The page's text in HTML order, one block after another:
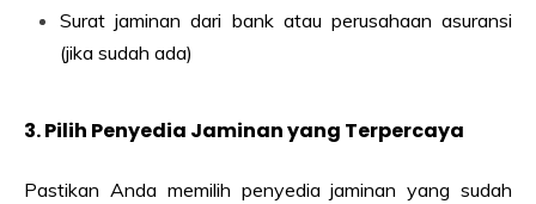
Surat jaminan dari bank atau perusahaan asuransi
(jika sudah ada)
3. Pilih Penyedia Jaminan yang Terpercaya
Pastikan Anda memilih penyedia jaminan yang sudah